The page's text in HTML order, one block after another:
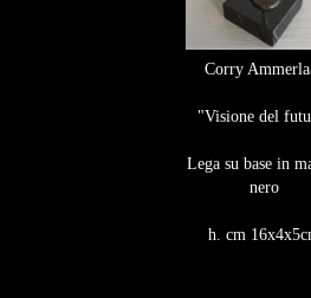
Corry
"Visione del
Lega su base in
nero​​​​​​​
h. cm